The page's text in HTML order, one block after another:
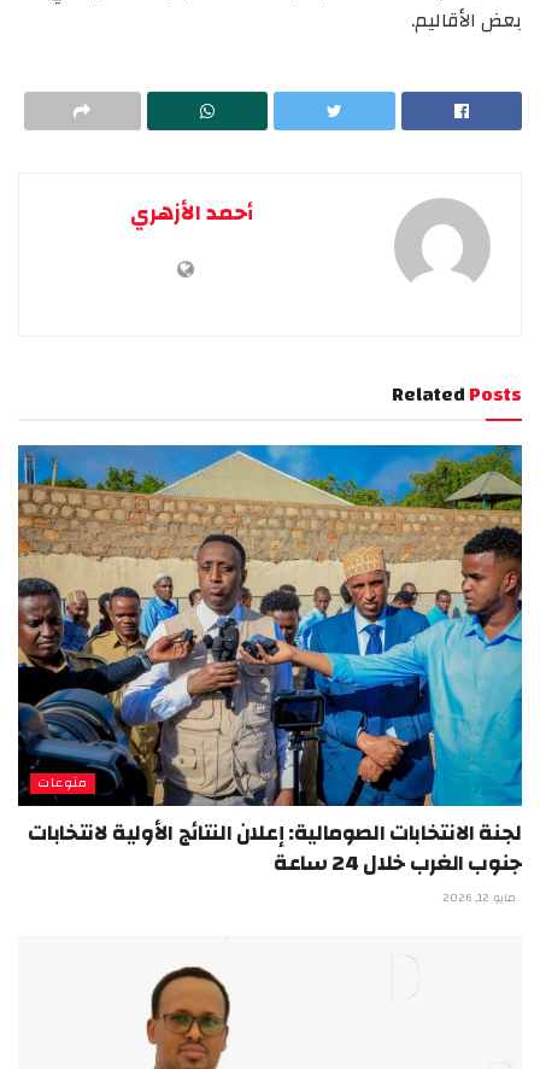
بعض الأقاليم.
أحمد الأزهري
RelatedPosts
منوعات
لجنة الانتخابات الصومالية: إعلان النتائج الأولية لانتخابات
جنوب الغرب خلال 24 ساعة
مايو 12, 2026